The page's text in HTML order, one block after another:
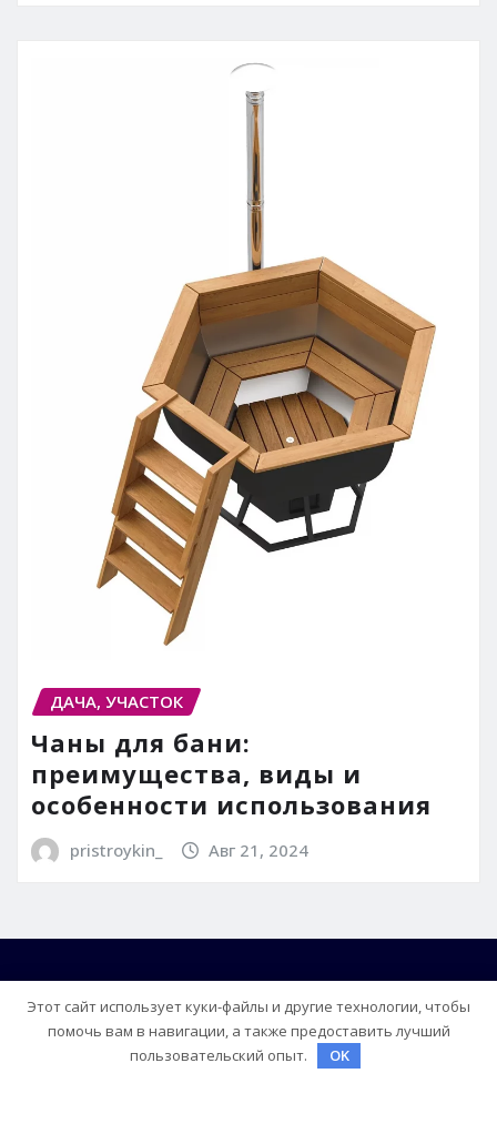
ДАЧА, УЧАСТОК
Чаны для бани:
преимущества, виды и
особенности использования
pristroykin_ Авг 21, 2024
Этот сайт использует куки-файлы и другие технологии, чтобы
помочь вам в навигации, а также предоставить лучший
пользовательский опыт.
OK